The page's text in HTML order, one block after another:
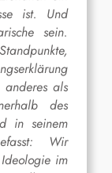
ist. Und
sein.
anderes als
des
in seinem
Wir
im